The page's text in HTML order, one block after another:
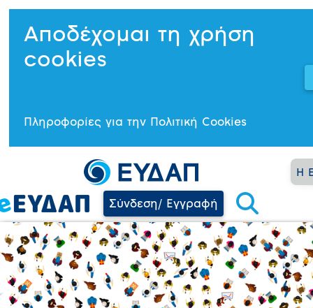
Αποδέχομαι τη χρήση
cookies
Πληροφορίες για την Πολιτική Cookies
Η
Σύνδεση/ Εγγραφή